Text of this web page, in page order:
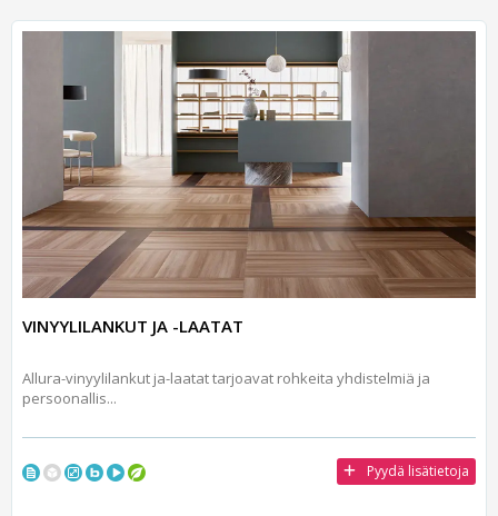
VINYYLILANKUT JA -LAATAT
Allura-vinyylilankut ja-laatat tarjoavat rohkeita yhdistelmiä ja
persoonallis...
Pyydä lisätietoja